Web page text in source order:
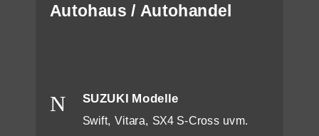
Autohaus / Autohandel
N SUZUKI Modelle
Swift, Vitara, SX4 S-Cross uvm.